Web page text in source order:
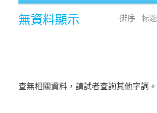
or
标题
排序
無資料顯示
查無相關資料，請試者查詢其他字詞。